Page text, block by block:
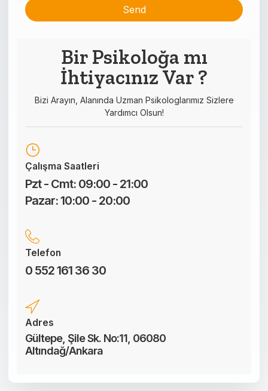
Bir Psikoloğa mı
İhtiyacınız Var ?
Bizi Arayın, Alanında Uzman Psikologlarımız Sizlere
Yardımcı Olsun!
Çalışma Saatleri
Pzt - Cmt: 09:00 - 21:00
Pazar: 10:00 - 20:00
Telefon
0 552 161 36 30
Adres
Gültepe, Şile Sk. No:11, 06080
Altındağ/Ankara
Send